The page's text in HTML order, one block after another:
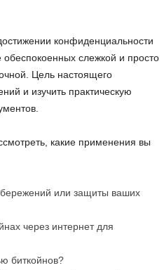
конфиденциальности
слежкой и просто
Цель настоящего
и изучить практическую
какие применения вы
или защиты ваших
через интернет для
биткойнов?